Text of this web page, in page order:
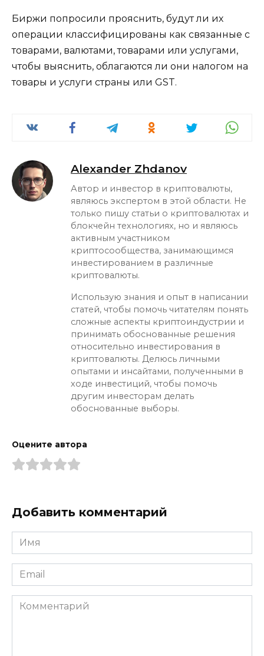
Биржи попросили прояснить, будут ли их
операции классифицированы как связанные с
товарами, валютами, товарами или услугами,
чтобы выяснить, облагаются ли они налогом на
товары и услуги страны или GST.
Alexander Zhdanov
Автор и инвестор в криптовалюты,
являюсь экспертом в этой области. Не
только пишу статьи о криптовалютах и
блокчейн технологиях, но и являюсь
активным участником
криптосообщества, занимающимся
инвестированием в различные
криптовалюты.
Использую знания и опыт в написании
статей, чтобы помочь читателям понять
сложные аспекты криптоиндустрии и
принимать обоснованные решения
относительно инвестирования в
криптовалюты. Делюсь личными
опытами и инсайтами, полученными в
ходе инвестиций, чтобы помочь
другим инвесторам делать
обоснованные выборы.
Оцените автора
Добавить комментарий
Имя
*
Email
*
Комментарий